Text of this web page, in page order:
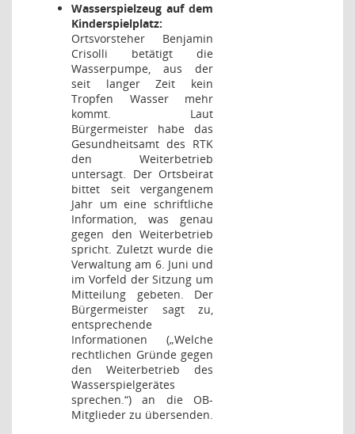
Wasserspielzeug auf dem
Kinderspielplatz:
Ortsvorsteher Benjamin
Crisolli betätigt die
Wasserpumpe, aus der
seit langer Zeit kein
Tropfen Wasser mehr
kommt. Laut
Bürgermeister habe das
Gesundheitsamt des RTK
den Weiterbetrieb
untersagt. Der Ortsbeirat
bittet seit vergangenem
Jahr um eine schriftliche
Information, was genau
gegen den Weiterbetrieb
spricht. Zuletzt wurde die
Verwaltung am 6. Juni und
im Vorfeld der Sitzung um
Mitteilung gebeten. Der
Bürgermeister sagt zu,
entsprechende
Informationen („Welche
rechtlichen Gründe gegen
den Weiterbetrieb des
Wasserspielgerätes
sprechen.“) an die OB-
Mitglieder zu übersenden.